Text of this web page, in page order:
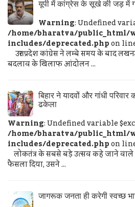
यूपी में कांग्रेस के सूखे की जड़ में
Warning: Undefined
/home/bharatva/public_html/
includes/deprecated.phpon
उत्तर प्रदेश कांग्रेस ने लम्बे समय के बाद
बदलाव के खिलाफ आंदोलन ...
बिहार ने यादवों और गांधी
ढकेला
Warning: Undefined variable
/home/bharatva/public_html/
includes/deprecated.phpon
लोकतंत्र के सबसे बड़े उत्सव कहे जाने वाले
फैसला दिया, उसने ...
जागरूक जनता ही करेगी स्वच्छ